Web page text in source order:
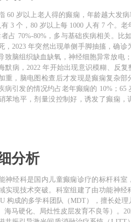
60 岁以上老人得的癫痫，年龄越大发
有 3 个，80 岁以上每 1000 人有 7 个。老
占 70%-80%，多与基础疾病相关。比
，2023 年突然出现单侧手脚抽搐，确诊
致脑组织缺血缺氧，神经细胞异常放电
默病，2022 年开始出现意识模糊、反
重，脑电图检查后才发现是癫痫复杂部
病引发的情况约占老年癫痫的 10%；65
苯地平，剂量没控制好，诱发了癫痫，
分析
神经科是国内儿童癫痫诊疗的标杆科室
实现技术突破。科室组建了由功能神经
构成的多学科团队（MDT），擅长处理
海马硬化、局灶性皮层发育不良等）。